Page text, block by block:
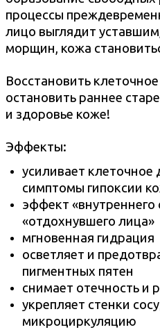
процессы
лицо выглядит
морщин, кожа
Восстановить
остановить раннее
и здоровье коже!
Эффекты:
усиливает клеточное
симптомы гипоксии
эффект «внутреннего
«отдохнувшего лица»
мгновенная гидрация
осветляет и
пигментных пятен
снимает отечность и
укрепляет стенки
микроциркуляцию